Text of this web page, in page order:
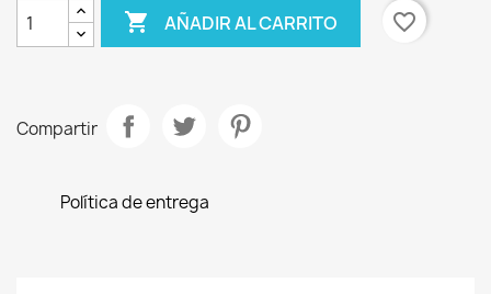
 AÑADIR AL CARRITO favorite_border
Compartir
Política de entrega